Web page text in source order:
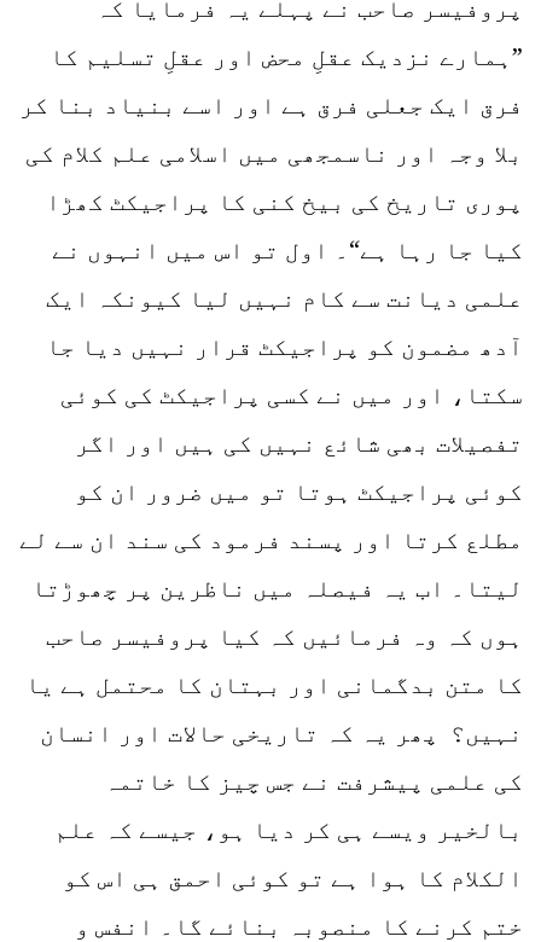
پروفیسر صاحب نے پہلے یہ فرمایا کہ
”ہمارے نزدیک عقلِ محض اور عقلِ تسلیم کا
فرق ایک جعلی فرق ہے اور اسے بنیاد بنا کر
بلا وجہ اور ناسمجھی میں اسلامی علم کلام کی
پوری تاریخ کی بیخ کنی کا پراجیکٹ کھڑا
کیا جا رہا ہے“۔ اول تو اس میں انہوں نے
علمی دیانت سے کام نہیں لیا کیونکہ ایک
آدھ مضمون کو پراجیکٹ قرار نہیں دیا جا
سکتا، اور میں نے کسی پراجیکٹ کی کوئی
تفصیلات بھی شائع نہیں کی ہیں اور اگر
کوئی پراجیکٹ ہوتا تو میں ضرور ان کو
مطلع کرتا اور پسند فرمود کی سند ان سے لے
لیتا۔ اب یہ فیصلہ میں ناظرین پر چھوڑتا
ہوں کہ وہ فرمائیں کہ کیا پروفیسر صاحب
کا متن بدگمانی اور بہتان کا محتمل ہے یا
نہیں؟ پھر یہ کہ تاریخی حالات اور انسان
کی علمی پیشرفت نے جس چیز کا خاتمہ
بالخیر ویسے ہی کر دیا ہو، جیسے کہ علم
الکلام کا ہوا ہے تو کوئی احمق ہی اس کو
ختم کرنے کا منصوبہ بنائے گا۔ انفس و